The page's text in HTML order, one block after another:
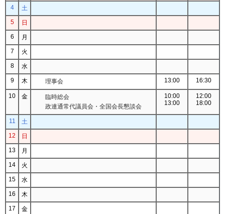
4
土
5
日
6
月
7
火
8
水
9
木 理事会 13:00 16:30
10 金
臨時総会
政連通常代議員会・全国会長懇談会
10:00
13:00
12:00
18:00
11
土
12
日
13
月
14
火
15
水
16
木
17
金